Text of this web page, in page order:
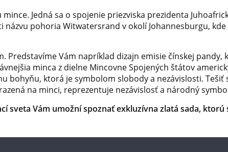
Jedná sa o spojenie priezviska prezidenta
pohoria Witwatersrand v okolí Johannesburgu,
Predstavíme Vám napríklad dizajn emisie čínskej pandy,
minca z dielne Mincovne Spojených štátov
bohyňu, ktorá je symbolom slobody a nezávislosti.
na minci, reprezentuje nezávislosť a národný
sveta Vám umožní spoznať exkluzívna zlatá sada, ktorú